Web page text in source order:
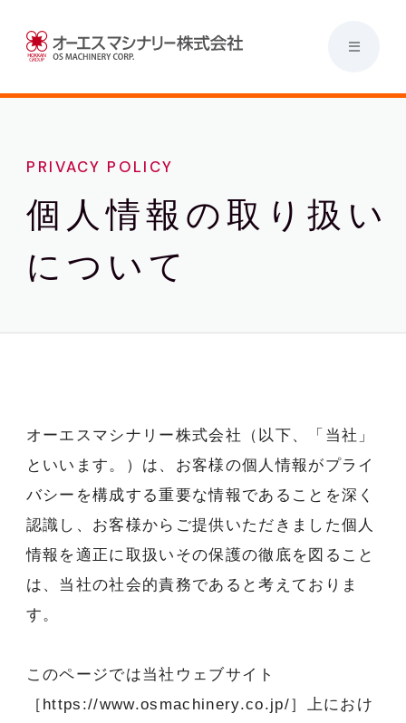
PRIVACY POLICY
個人情報の取り扱い
について
オーエスマシナリー株式会社（以下、「当社」
といいます。）は、お客様の個人情報がプライ
バシーを構成する重要な情報であることを深く
認識し、お客様からご提供いただきました個人
情報を適正に取扱いその保護の徹底を図ること
は、当社の社会的責務であると考えておりま
す。
このページでは当社ウェブサイト
［ https://www.osmachinery.co.jp/］上におけ